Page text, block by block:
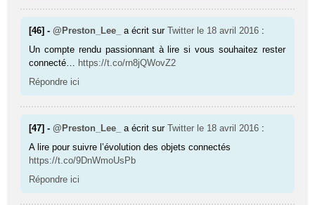
[46] -@Preston_Lee_ a écrit surTwitter le 18 avril 2016 :
Un compte rendu passionnant à lire si vous souhaitez rester
connecté… https://t.co/rn8jQWovZ2
Répondre ici
[47] -@Preston_Lee_ a écrit surTwitter le 18 avril 2016 :
A lire pour suivre l’évolution des objets connectés
https://t.co/9DnWmoUsPb
Répondre ici